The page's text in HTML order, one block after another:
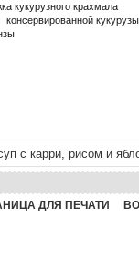
кукурузного крахмала
консервированной кукурузы
с карри, рисом и
ДЛЯ ПЕЧАТИ